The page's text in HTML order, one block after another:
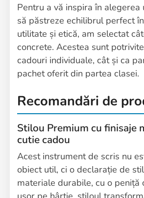
Pentru a vă inspira în alegerea
să păstreze echilibrul perfect
utilitate și etică, am selectat
concrete. Acestea sunt
cadouri individuale, cât și ca
pachet oferit din partea clasei.
Recomandări de
Stilou Premium cu finisaje
cutie cadou
Acest instrument de scris nu
obiect util, ci o declarație de
materiale durabile, cu o peniță